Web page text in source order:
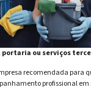
portaria ou serviços
recomendada para
profissional